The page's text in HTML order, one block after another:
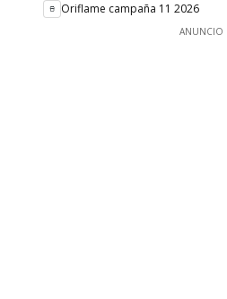
Oriflame campaña 11 2026
ANUNCIO